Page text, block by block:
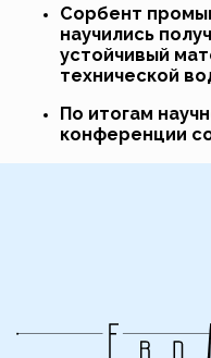
Сорбент
научились
устойчивый
технической
По итогам
конференции